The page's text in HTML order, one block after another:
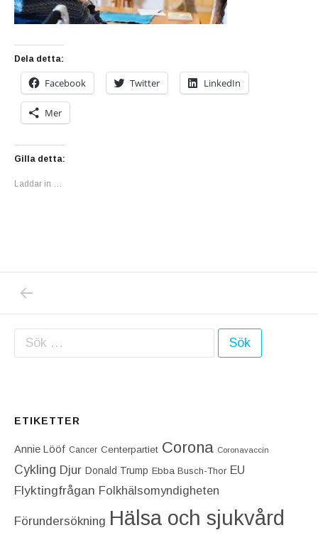
Dela detta:
Facebook Twitter LinkedIn
Mer
Gilla detta:
Laddar in …
Inläggsnavigering
Sök efter:
ETIKETTER
Annie Lööf Cancer Centerpartiet‎ Corona Coronavaccin
Cykling Djur Donald Trump Ebba Busch-Thor EU
Flyktingfrågan Folkhälsomyndigheten
Förundersökning Hälsa och sjukvård